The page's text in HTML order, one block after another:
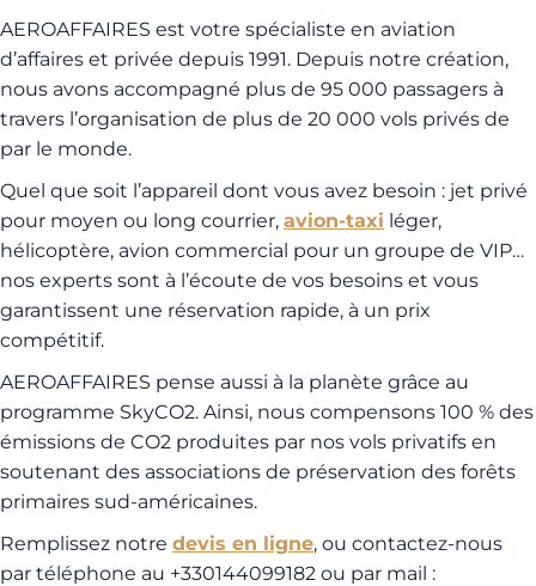
AEROAFFAIRES est votre spécialiste en aviation
d’affaires et privée depuis 1991. Depuis notre création,
nous avons accompagné plus de 95 000 passagers à
travers l’organisation de plus de 20 000 vols privés de
par le monde.
Quel que soit l’appareil dont vous avez besoin : jet privé
pour moyen ou long courrier, avion-taxi léger,
hélicoptère, avion commercial pour un groupe de VIP…
nos experts sont à l’écoute de vos besoins et vous
garantissent une réservation rapide, à un prix
compétitif.
AEROAFFAIRES pense aussi à la planète grâce au
programme SkyCO2. Ainsi, nous compensons 100 % des
émissions de CO2 produites par nos vols privatifs en
soutenant des associations de préservation des forêts
primaires sud-américaines.
Remplissez notre devis en ligne, ou contactez-nous
par téléphone au +330144099182 ou par mail :